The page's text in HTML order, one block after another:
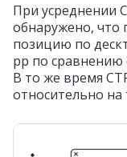
При усреднении
обнаружено, что
позицию по
pp по
В то же время
относительно